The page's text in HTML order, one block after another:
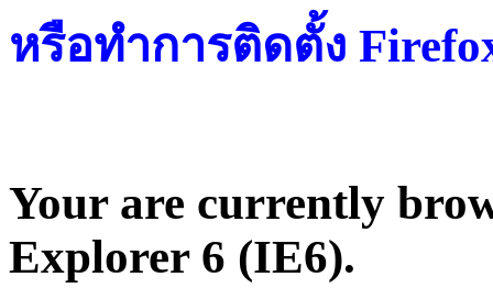
หรือทำการติดตั้ง
Your are currently
Explorer 6 (IE6).